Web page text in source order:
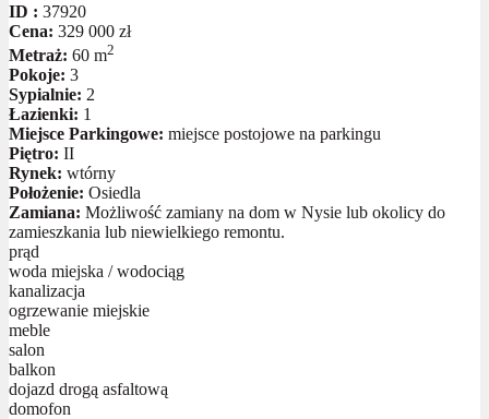
ID : 37920
Cena: 329 000 zł
Metraż: 60 m2
Pokoje: 3
Sypialnie: 2
Łazienki: 1
Miejsce Parkingowe: miejsce postojowe na parkingu
Piętro: II
Rynek: wtórny
Położenie: Osiedla
Zamiana: Możliwość zamiany na dom w Nysie lub okolicy do
zamieszkania lub niewielkiego remontu.
prąd
woda miejska / wodociąg
kanalizacja
ogrzewanie miejskie
meble
salon
balkon
dojazd drogą asfaltową
domofon